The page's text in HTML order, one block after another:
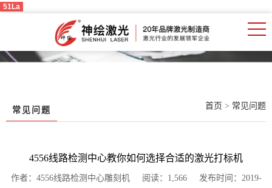
51La
常见问题 首页 > 常见问题
4556线路检测中心教你如何选择合适的激光打标机
作者：4556线路检测中心雕刻机 阅读：1,566 发布时间：2019-